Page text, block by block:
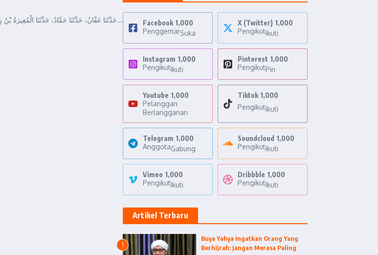
jalanhijrah.com – حَدَّثَنَا عَفَّانُ، حَدَّثَنَا حَمَّادٌ، حَدَّثَنَا الْمُغِيرَةُ بْنُ زِيَادٍ الثَّقَفِيُّ، سَمِعَ أَنَسَ بْنَ مَالِكٍ، يَقُولُ: إِنَّ رَسُولَ اللهِ صَلَّى اللهُ عَلَيْهِ وَسَ... Facebook 1,000
PenggemarSuka
X (Twitter) 1,000
PengikutIkuti
Instagram 1,000
PengikutIkuti
Pinterest 1,000
PengikutPin
Youtube 1,000
Pelanggan
Berlangganan
Tiktok 1,000
PengikutIkuti
Telegram 1,000
AnggotaGabung
Soundcloud 1,000
PengikutIkuti
Vimeo 1,000
PengikutIkuti
Dribbble 1,000
PengikutIkuti
Artikel Terbaru
1
Buya Yahya Ingatkan Orang Yang
Berhijrah: Jangan Merasa Paling